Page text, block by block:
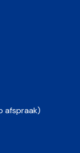
afspraak)